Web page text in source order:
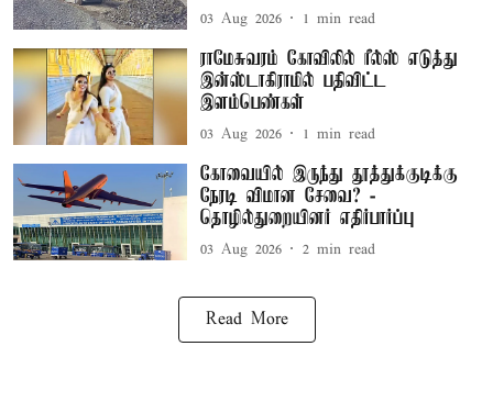
03 Aug 2026 1 min read
ராமேசுவரம் கோவிலில் ரீல்ஸ் எடுத்து
இன்ஸ்டாகிராமில் பதிவிட்ட
இளம்பெண்கள்
03 Aug 2026 1 min read
கோவையில் இருந்து தூத்துக்குடிக்கு
நேரடி விமான சேவை? -
தொழில்துறையினர் எதிர்பார்ப்பு
03 Aug 2026 2 min read
Read More